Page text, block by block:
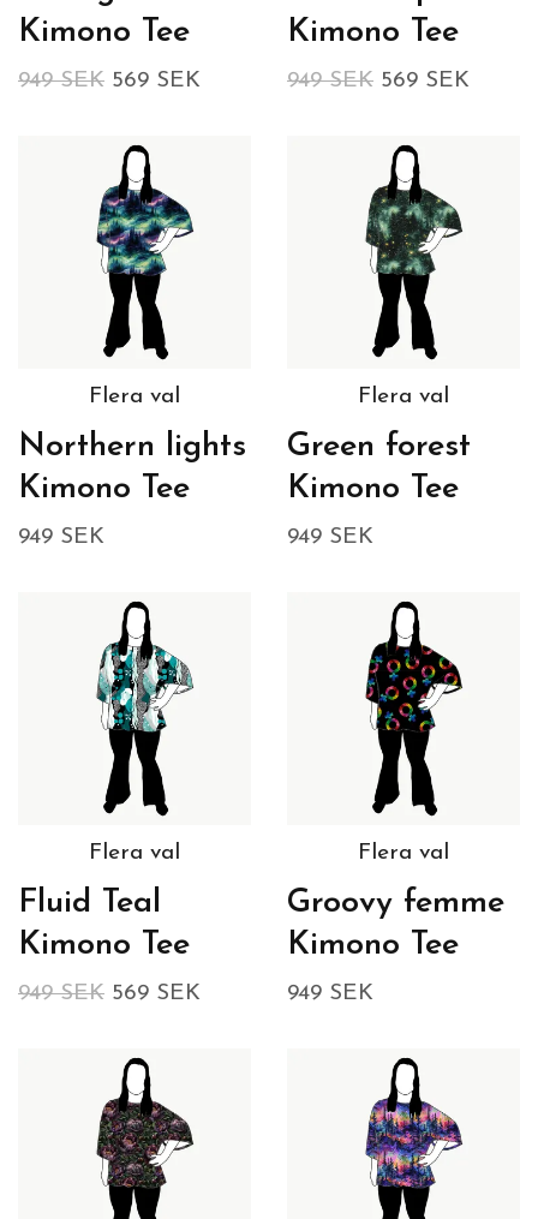
Kimono Tee
949 SEK 569 SEK
Kimono Tee
949 SEK 569 SEK
Flera val
Northern lights
Kimono Tee
949 SEK
Flera val
Green forest
Kimono Tee
949 SEK
Flera val
Fluid Teal
Kimono Tee
949 SEK 569 SEK
Flera val
Groovy femme
Kimono Tee
949 SEK